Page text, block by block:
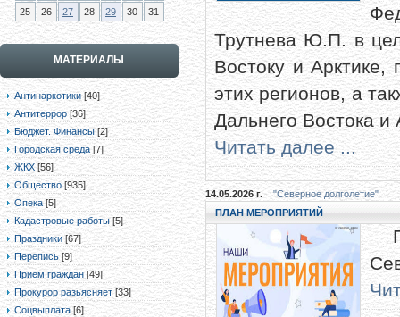
25
26 27 28 29 30 31
МАТЕРИАЛЫ
Антинаркотики [40]
Антитеррор [36]
Бюджет. Финансы [2]
Городская среда [7]
ЖКХ [56]
Общество [935]
Опека [5]
Кадастровые работы [5]
Праздники [67]
Перепись [9]
Прием граждан [49]
Прокурор разьясняет [33]
Соцвыплата [6]
Трутнева Ю.П. в
Востоку и Арктике,
этих регионов, а
Дальнего Востока и
Читать далее ...
14.05.2026 г.
"Северное долголетие"
ПЛАН МЕРОПРИЯТИЙ